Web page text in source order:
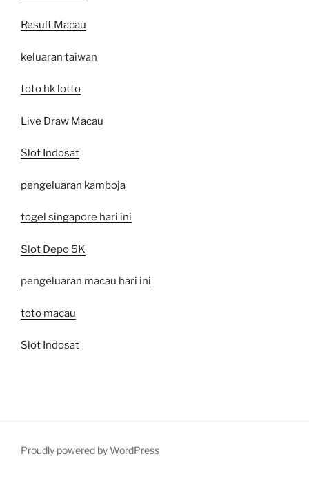
Result Macau
keluaran taiwan
toto hk lotto
Live Draw Macau
Slot Indosat
pengeluaran kamboja
togel singapore hari ini
Slot Depo 5K
pengeluaran macau hari ini
toto macau
Slot Indosat
Proudly powered by WordPress